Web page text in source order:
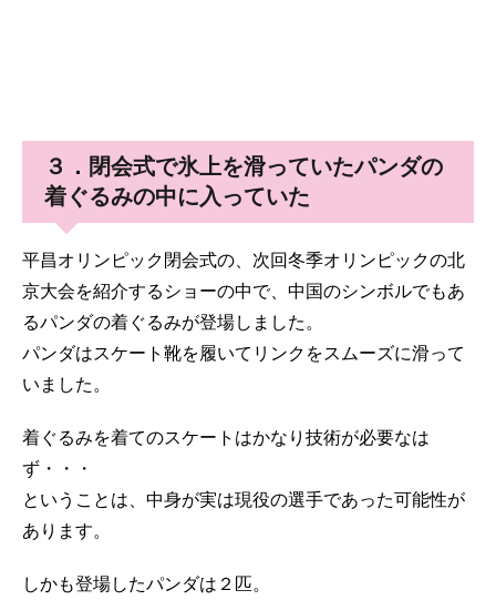
３．閉会式で氷上を滑っていたパンダの
着ぐるみの中に入っていた
平昌オリンピック閉会式の、次回冬季オリンピックの北
京大会を紹介するショーの中で、中国のシンボルでもあ
るパンダの着ぐるみが登場しました。
パンダはスケート靴を履いてリンクをスムーズに滑って
いました。
着ぐるみを着てのスケートはかなり技術が必要なは
ず・・・
ということは、中身が実は現役の選手であった可能性が
あります。
しかも登場したパンダは２匹。